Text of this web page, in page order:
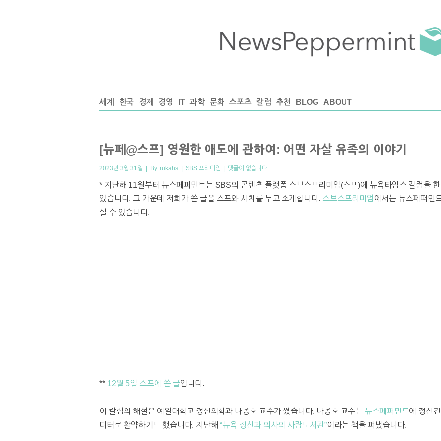
세계 한국 경제 경영 IT 과학 문화 스포츠 칼럼 추천 BLOG ABOUT
[뉴페@스프] 영원한 애도에 관하여: 어떤 자살 유족의 이야기
2023년 3월 31일 | By: rukahs | SBS 프리미엄 | 댓글이 없습니다
* 지난해 11월부터 뉴스페퍼민트는 SBS의 콘텐츠 플랫폼 스브스프리미엄(스프)에 뉴욕타임스 칼럼을
있습니다. 그 가운데 저희가 쓴 글을 스프와 시차를 두고 소개합니다. 스브스프리미엄 에서는 뉴스페퍼민
실 수 있습니다.
** 12월 5일 스프에 쓴 글입니다.
이 칼럼의 해설은 예일대학교 정신의학과 나종호 교수가 썼습니다. 나종호 교수는 뉴스페퍼민트에 정신
디터로 활약하기도 했습니다. 지난해 “뉴욕 정신과 의사의 사람도서관”이라는 책을 펴냈습니다.